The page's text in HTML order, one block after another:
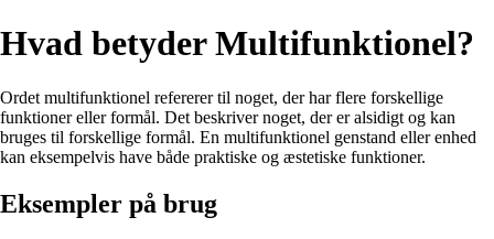
Hvad betyder Multifunktionel?
Ordet multifunktionel refererer til noget, der har flere forskellige
funktioner eller formål. Det beskriver noget, der er alsidigt og kan
bruges til forskellige formål. En multifunktionel genstand eller enhed
kan eksempelvis have både praktiske og æstetiske funktioner.
Eksempler på brug